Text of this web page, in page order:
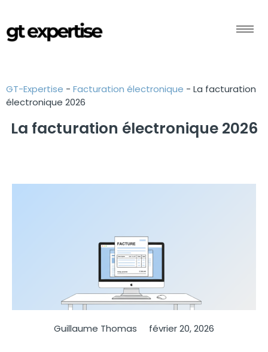
GT-Expertise - Facturation électronique - La facturation
électronique 2026
La facturation électronique 2026
Guillaume Thomas février 20, 2026